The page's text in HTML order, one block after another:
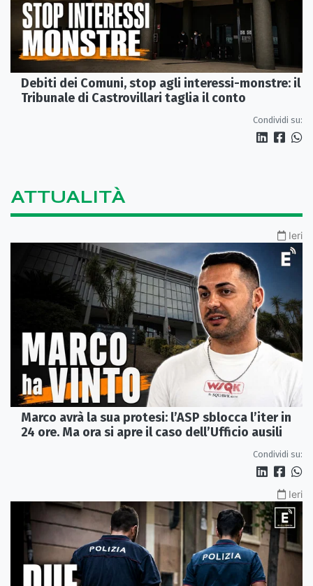
Debiti dei Comuni, stop agli interessi-monstre: il
Tribunale di Castrovillari taglia il conto
Condividi su:
ATTUALITÀ
Ieri
Marco avrà la sua protesi: l’ASP sblocca l’iter in
24 ore. Ma ora si apre il caso dell’Ufficio ausili
Condividi su:
Ieri